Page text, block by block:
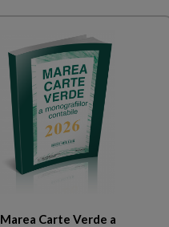
Marea Carte Verde a